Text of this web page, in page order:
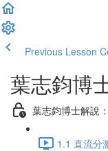
Previous Lesson
葉志鈞博
葉志鈞博士解說
1.1 直流分